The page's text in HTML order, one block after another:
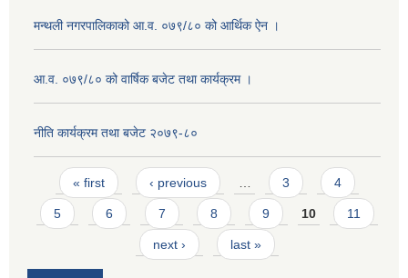
मन्थली नगरपालिकाको आ.व. ०७९/८० को आर्थिक ऐन ।
आ.व. ०७९/८० को वार्षिक बजेट तथा कार्यक्रम ।
नीति कार्यक्रम तथा बजेट २०७९-८०
Pages
« first ‹ previous 3 4
5 6 7 8 9 10 11
next › last »